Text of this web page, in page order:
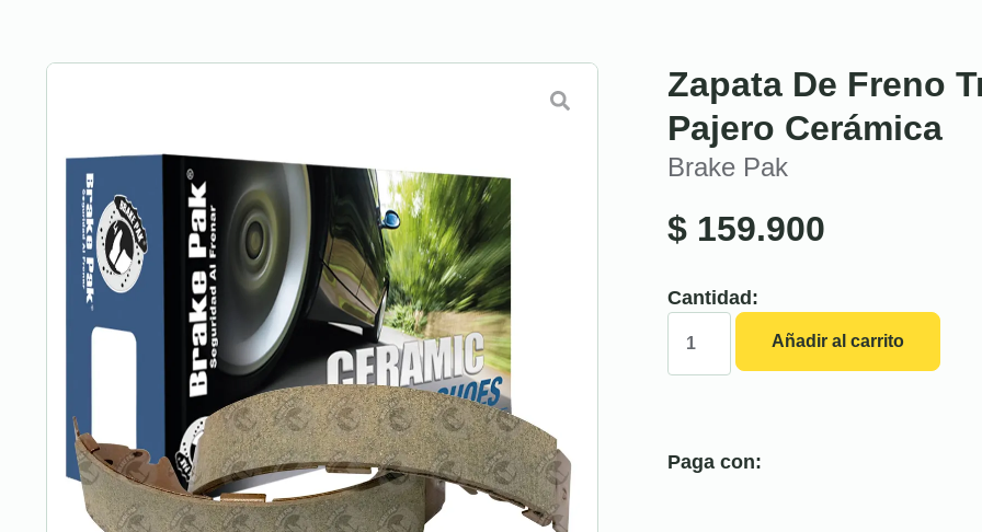
Zapata De Freno
Pajero Cerámica
Brake Pak
$ 159.900
Cantidad:
Añadir al carrito
Paga con: